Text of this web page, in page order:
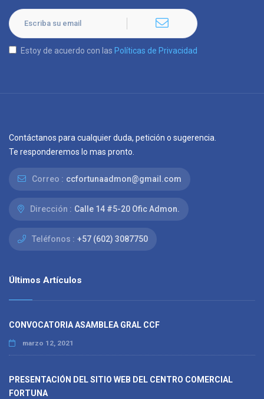
Estoy de acuerdo con las Políticas de Privacidad
Contáctanos para cualquier duda, petición o sugerencia.
Te responderemos lo mas pronto.
Correo : ccfortunaadmon@gmail.com
Dirección : Calle 14 #5-20 Ofic Admon.
Teléfonos : +57 (602) 3087750
Últimos Artículos
CONVOCATORIA ASAMBLEA GRAL CCF
marzo 12, 2021
PRESENTACIÓN DEL SITIO WEB DEL CENTRO COMERCIAL
FORTUNA